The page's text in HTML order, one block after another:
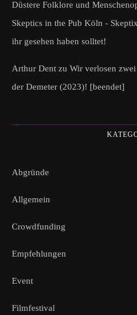
Düstere Folklore und
Skeptics in the Pub Köln - Skeptix
ihr gesehen haben solltet!
Arthur Dent zu Wir verlosen
der Demeter (2023)! [beendet]
Abgründe
Allgemein
Crowdfunding
Empfehlungen
Event
Filmfestival